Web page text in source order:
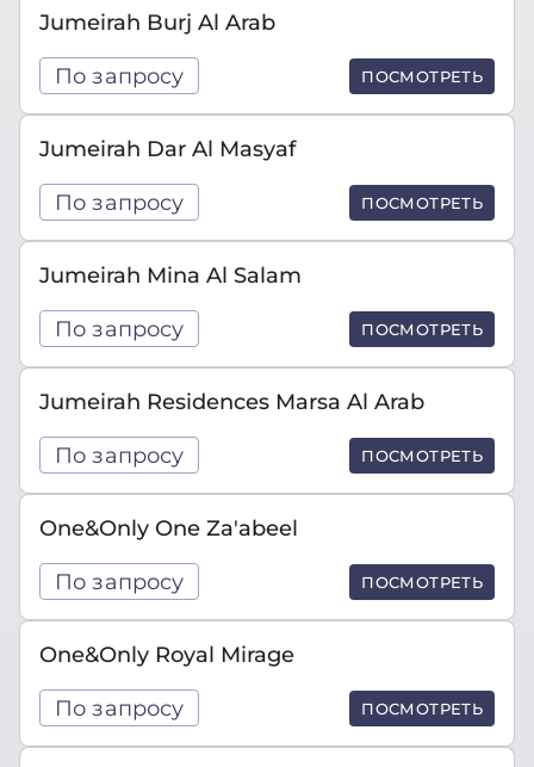
Jumeirah Burj Al Arab
По запросу ПОСМОТРЕТЬ
Jumeirah Dar Al Masyaf
По запросу ПОСМОТРЕТЬ
Jumeirah Mina Al Salam
По запросу ПОСМОТРЕТЬ
Jumeirah Residences Marsa Al Arab
По запросу ПОСМОТРЕТЬ
One&Only One Za'abeel
По запросу ПОСМОТРЕТЬ
One&Only Royal Mirage
По запросу ПОСМОТРЕТЬ